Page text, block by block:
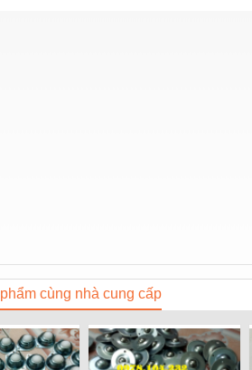
cùng nhà cung cấp